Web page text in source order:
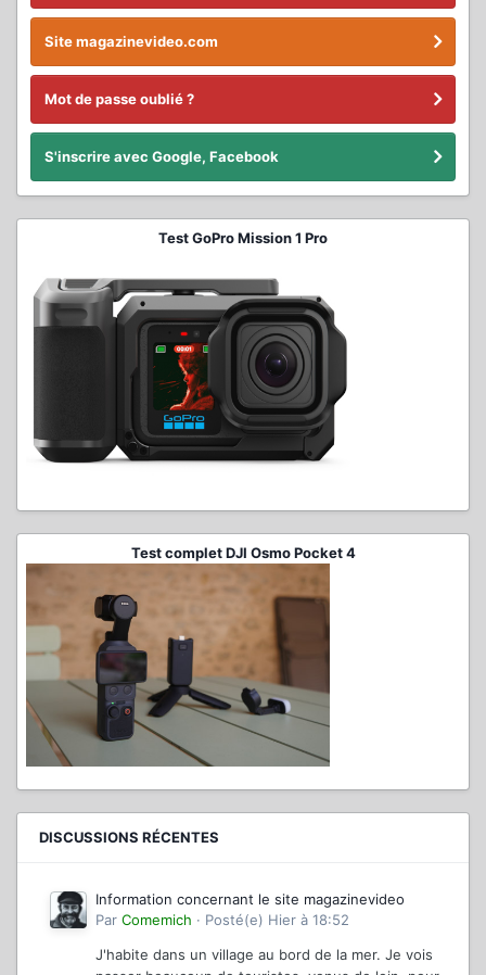
Site magazinevideo.com
Mot de passe oublié ?
S'inscrire avec Google, Facebook
Test GoPro Mission 1 Pro
Test complet DJI Osmo Pocket 4
DISCUSSIONS RÉCENTES
Information concernant le site magazinevideo
Par Comemich · Posté(e) Hier à 18:52
J'habite dans un village au bord de la mer. Je vois